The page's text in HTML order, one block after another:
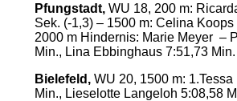
Pfungstadt, WU 18, 200 m:
Sek. (-1,3) – 1500 m: Celina
2000 m Hindernis: Marie Meyer –
Min., Lina Ebbinghaus 7:51,73 Min.
Bielefeld, WU 20, 1500 m:
Min., Lieselotte Langeloh 5:08,58